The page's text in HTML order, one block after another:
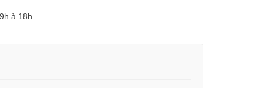
à 18h